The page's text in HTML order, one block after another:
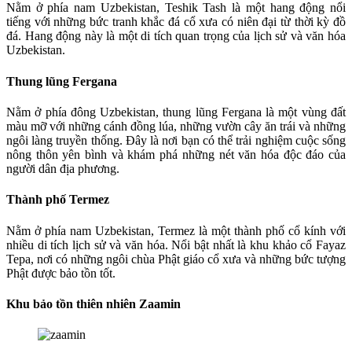
Nằm ở phía nam Uzbekistan, Teshik Tash là một hang động nổi
tiếng với những bức tranh khắc đá cổ xưa có niên đại từ thời kỳ đồ
đá. Hang động này là một di tích quan trọng của lịch sử và văn hóa
Uzbekistan.
Thung lũng Fergana
Nằm ở phía đông Uzbekistan, thung lũng Fergana là một vùng đất
màu mỡ với những cánh đồng lúa, những vườn cây ăn trái và những
ngôi làng truyền thống. Đây là nơi bạn có thể trải nghiệm cuộc sống
nông thôn yên bình và khám phá những nét văn hóa độc đáo của
người dân địa phương.
Thành phố Termez
Nằm ở phía nam Uzbekistan, Termez là một thành phố cổ kính với
nhiều di tích lịch sử và văn hóa. Nổi bật nhất là khu khảo cổ Fayaz
Tepa, nơi có những ngôi chùa Phật giáo cổ xưa và những bức tượng
Phật được bảo tồn tốt.
Khu bảo tồn thiên nhiên Zaamin